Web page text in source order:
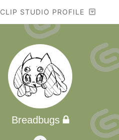
CLIP STUDIO PROFILE
Breadbugs